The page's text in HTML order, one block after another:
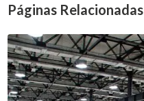
Páginas Relacionadas